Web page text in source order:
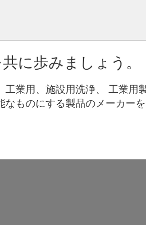
に歩みましょう。
業用、施設用洗浄、 工業用
ものにする製品のメーカーを